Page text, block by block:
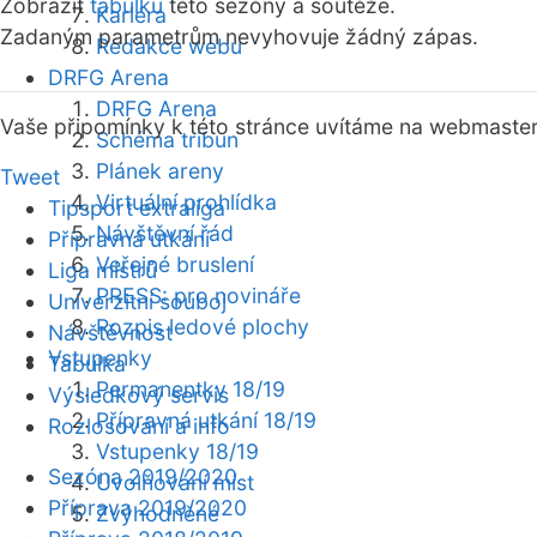
Kariéra
Redakce webu
DRFG Arena
DRFG Arena
Schéma tribun
Plánek areny
Virtuální prohlídka
Návštěvní řád
Veřejné bruslení
PRESS: pro novináře
Rozpis ledové plochy
Vstupenky
Permanentky 18/19
Přípravná utkání 18/19
Vstupenky 18/19
Uvolňování míst
Zvýhodněné
Zobrazit tabulku této sezóny a soutěže.
Zadaným parametrům nevyhovuje žádný zápas.
Vaše připomínky k této stránce uvítáme na webmaster
Tweet
Tipsport extraliga
Přípravná utkání
Liga mistrů
Univerzitní souboj
Návštěvnost
Tabulka
Výsledkový servis
Rozlosování a info
Sezóna 2019/2020
Příprava 2019/2020